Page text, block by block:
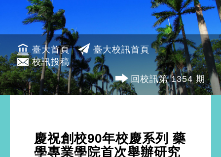
臺大首頁
臺大校訊首頁
校訊投稿
回校訊第 1354 期
慶祝創校90年校慶系列 藥
學專業學院首次舉辦研究